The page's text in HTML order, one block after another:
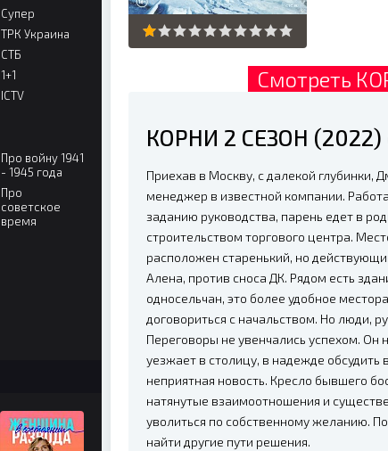
Смотреть
КОРНИ 2 СЕЗОН
Приехав в Москву, с далекой глубинки,
менеджер в известной компании.
заданию руководства, парень едет в
строительством торгового центра.
расположен старенький, но
Алена, против сноса ДК. Рядом есть
односельчан, это более удобное
договориться с начальством. Но люди,
Переговоры не увенчались успехом. Он
уезжает в столицу, в надежде
неприятная новость. Кресло бывшего
натянутые взаимоотношения и
уволиться по собственному желанию.
найти другие пути решения.
Супер
ТРК Украина
СТБ
1+1
ICTV
Про войну 1941
- 1945 года
Про
советское
время